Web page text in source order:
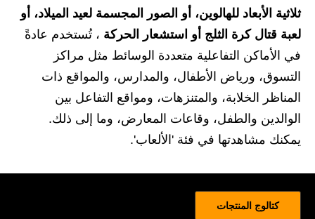
ثلاثية الأبعاد للهالوين، أو الصور المجسمة لعيد الميلاد، أو
لعبة قتال كرة الثلج أو استشعار الحركة ، تُستخدم عادةً
في الأماكن التفاعلية متعددة الوسائط مثل مراكز
التسوق، ورياض الأطفال، والمدارس، والمواقع ذات
المناظر الخلابة، والمتنزهات، ومواقع التفاعل بين
الوالدين والطفل، وقاعات المعارض، وما إلى ذلك.
يمكنك مشاهدتها في فئة 'الألعاب'.
كتالوج المنتجات